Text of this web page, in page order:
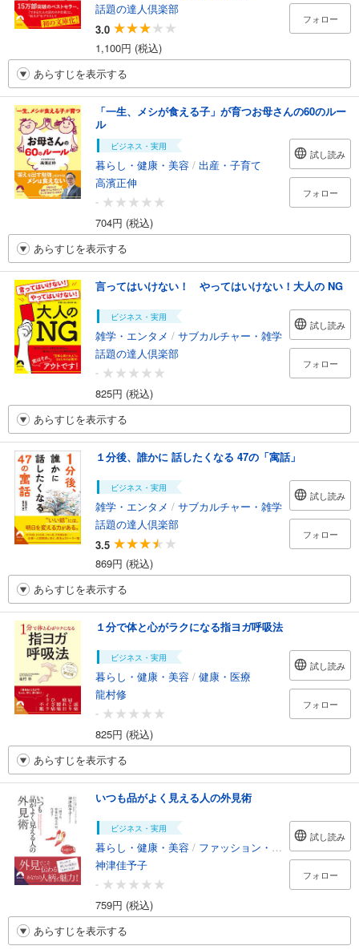
話題の達人倶楽部
3.0
1,100円 (税込)
フォロー
あらすじを表示する
「一生、メシが食える子」が育つお母さんの60のルー
ル
ビジネス・実用
暮らし・健康・美容 / 出産・子育て
高濱正伸
-
704円 (税込)
試し読み
フォロー
あらすじを表示する
言ってはいけない！ やってはいけない！大人の NG
ビジネス・実用
雑学・エンタメ / サブカルチャー・雑学
話題の達人倶楽部
-
825円 (税込)
試し読み
フォロー
あらすじを表示する
１分後、誰かに 話したくなる 47の「寓話」
ビジネス・実用
雑学・エンタメ / サブカルチャー・雑学
話題の達人倶楽部
3.5
869円 (税込)
試し読み
フォロー
あらすじを表示する
１分で体と心がラクになる指ヨガ呼吸法
ビジネス・実用
暮らし・健康・美容 / 健康・医療
龍村修
-
825円 (税込)
試し読み
フォロー
あらすじを表示する
いつも品がよく見える人の外見術
ビジネス・実用
暮らし・健康・美容 / ファッション・美容
神津佳予子
-
759円 (税込)
試し読み
フォロー
あらすじを表示する